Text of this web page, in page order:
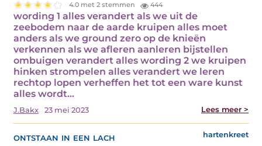
4.0 met 2 stemmen 444
wording 1 alles verandert als we uit de
zeebodem naar de aarde kruipen alles moet
anders als we ground zero op de knieën
verkennen als we afleren aanleren bijstellen
ombuigen verandert alles wording 2 we kruipen
hinken strompelen alles verandert we leren
rechtop lopen verheffen het tot een ware kunst
alles wordt…
J.Bakx 23 mei 2023 Lees meer >
ontstaan in een lach hartenkreet